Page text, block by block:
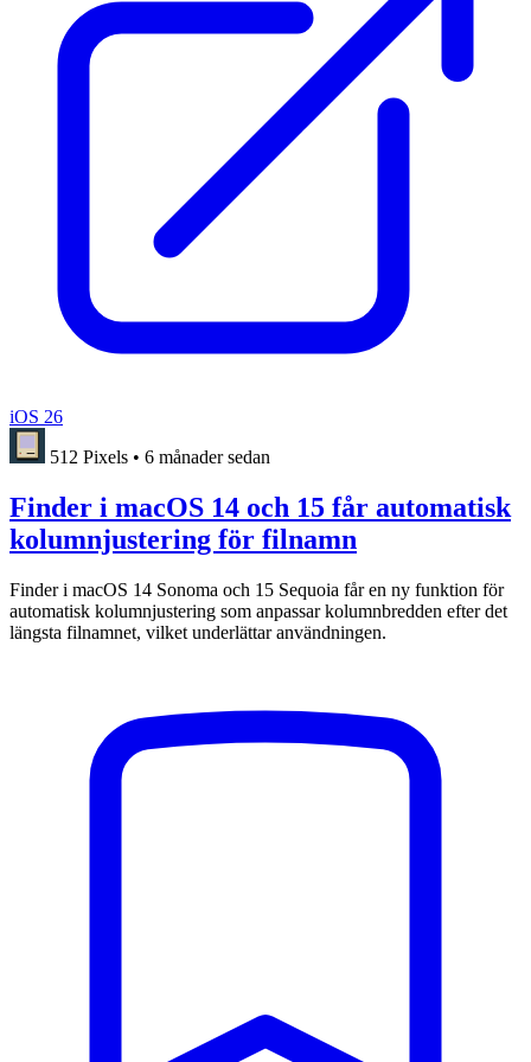
iOS 26
512 Pixels • 6 månader sedan
Finder i macOS 14 och 15 får automatisk
kolumnjustering för filnamn
Finder i macOS 14 Sonoma och 15 Sequoia får en ny funktion för
automatisk kolumnjustering som anpassar kolumnbredden efter det
längsta filnamnet, vilket underlättar användningen.